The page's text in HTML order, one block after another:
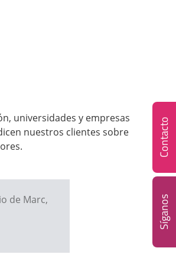
universidades y empresas
nuestros clientes sobre
de Marc,
Contacto
Síganos